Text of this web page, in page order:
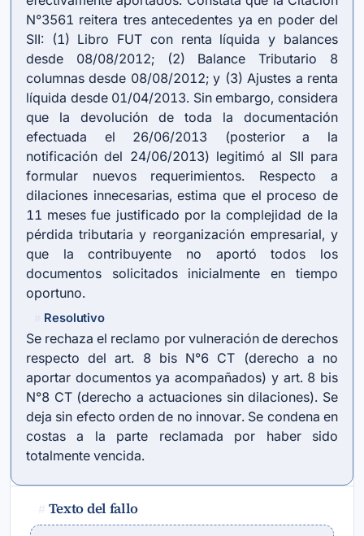
N°3561 reitera tres antecedentes ya en poder del
SII: (1) Libro FUT con renta líquida y balances
desde 08/08/2012; (2) Balance Tributario 8
columnas desde 08/08/2012; y (3) Ajustes a renta
líquida desde 01/04/2013. Sin embargo, considera
que la devolución de toda la documentación
efectuada el 26/06/2013 (posterior a la
notificación del 24/06/2013) legitimó al SII para
formular nuevos requerimientos. Respecto a
dilaciones innecesarias, estima que el proceso de
11 meses fue justificado por la complejidad de la
pérdida tributaria y reorganización empresarial, y
que la contribuyente no aportó todos los
documentos solicitados inicialmente en tiempo
oportuno.
Resolutivo
Se rechaza el reclamo por vulneración de derechos
respecto del art. 8 bis N°6 CT (derecho a no
aportar documentos ya acompañados) y art. 8 bis
N°8 CT (derecho a actuaciones sin dilaciones). Se
deja sin efecto orden de no innovar. Se condena en
costas a la parte reclamada por haber sido
totalmente vencida.
# Texto del fallo